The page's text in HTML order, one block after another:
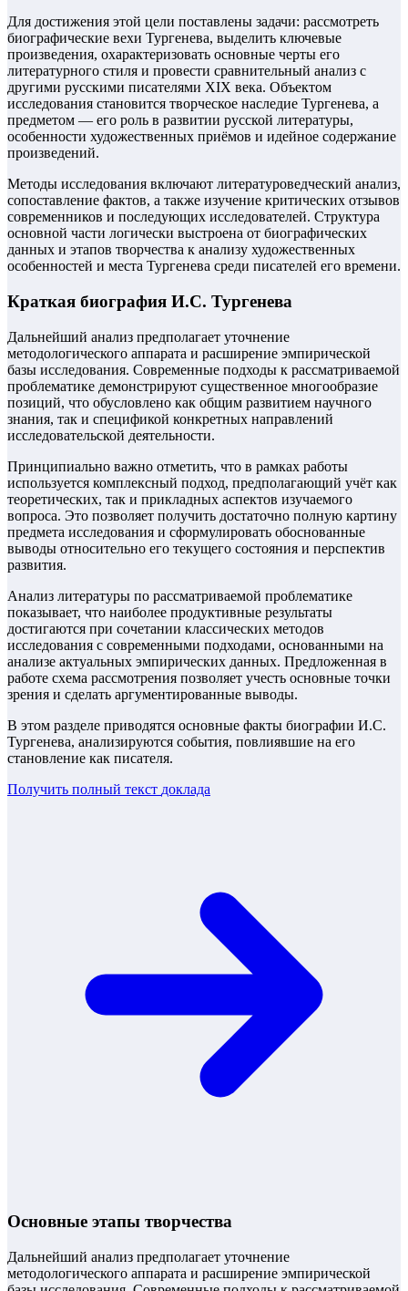
Для достижения этой цели поставлены задачи: рассмотреть
биографические вехи Тургенева, выделить ключевые
произведения, охарактеризовать основные черты его
литературного стиля и провести сравнительный анализ с
другими русскими писателями XIX века. Объектом
исследования становится творческое наследие Тургенева, а
предметом — его роль в развитии русской литературы,
особенности художественных приёмов и идейное содержание
произведений.
Методы исследования включают литературоведческий анализ,
сопоставление фактов, а также изучение критических отзывов
современников и последующих исследователей. Структура
основной части логически выстроена от биографических
данных и этапов творчества к анализу художественных
особенностей и места Тургенева среди писателей его времени.
Краткая биография И.С. Тургенева
Дальнейший анализ предполагает уточнение
методологического аппарата и расширение эмпирической
базы исследования. Современные подходы к рассматриваемой
проблематике демонстрируют существенное многообразие
позиций, что обусловлено как общим развитием научного
знания, так и спецификой конкретных направлений
исследовательской деятельности.
Принципиально важно отметить, что в рамках работы
используется комплексный подход, предполагающий учёт как
теоретических, так и прикладных аспектов изучаемого
вопроса. Это позволяет получить достаточно полную картину
предмета исследования и сформулировать обоснованные
выводы относительно его текущего состояния и перспектив
развития.
Анализ литературы по рассматриваемой проблематике
показывает, что наиболее продуктивные результаты
достигаются при сочетании классических методов
исследования с современными подходами, основанными на
анализе актуальных эмпирических данных. Предложенная в
работе схема рассмотрения позволяет учесть основные точки
зрения и сделать аргументированные выводы.
В этом разделе приводятся основные факты биографии И.С.
Тургенева, анализируются события, повлиявшие на его
становление как писателя.
Получить полный текст доклада
Основные этапы творчества
Дальнейший анализ предполагает уточнение
методологического аппарата и расширение эмпирической